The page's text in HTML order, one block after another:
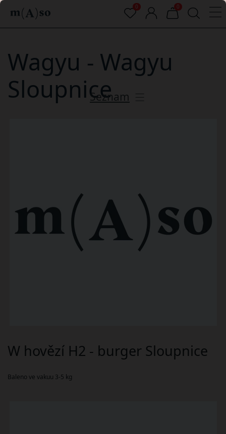
Wagyu - Wagyu
Sloupnice
Baleno ve vakuu 3-5 kg
W hovězí H2 - burger Sloupnice
0
0